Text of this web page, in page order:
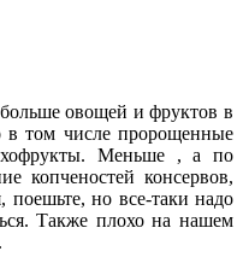
овощей и фруктов в
том числе пророщенные
Меньше , а по
копченостей консервов,
но все-таки надо
Также плохо на нашем